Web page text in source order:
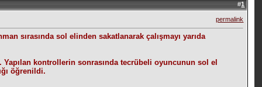
#1
permalink
sırasında sol elinden sakatlanarak çalışmayı yarıda
kontrollerin sonrasında tecrübeli oyuncunun sol el
öğrenildi.